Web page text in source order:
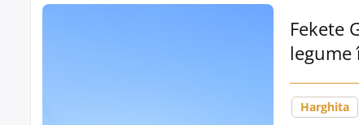
Fekete
legume
Harghita